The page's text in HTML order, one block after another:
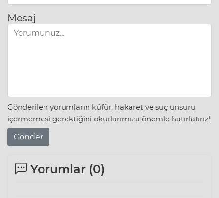
Mesaj
Gönderilen yorumların küfür, hakaret ve suç unsuru
içermemesi gerektiğini okurlarımıza önemle hatırlatırız!
Gönder
Yorumlar (0)